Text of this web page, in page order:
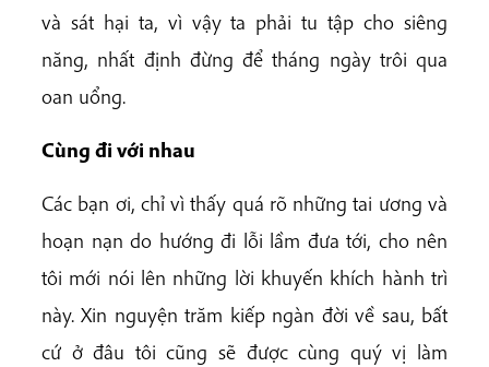
và sát hại ta, vì vậy ta phải tu tập cho siêng
năng, nhất định đừng để tháng ngày trôi qua
oan uổng.
Cùng đi với nhau
Các bạn ơi, chỉ vì thấy quá rõ những tai ương và
hoạn nạn do hướng đi lỗi lầm đưa tới, cho nên
tôi mới nói lên những lời khuyến khích hành trì
này. Xin nguyện trăm kiếp ngàn đời về sau, bất
cứ ở đâu tôi cũng sẽ được cùng quý vị làm